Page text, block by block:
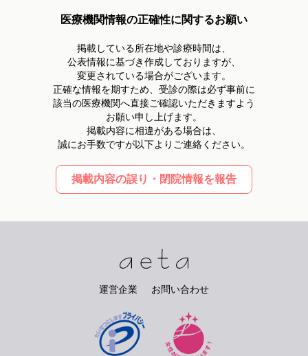
医療機関情報の正確性に関するお願い
掲載している所在地や診療時間は、
公表情報に基づき作成しておりますが、
変更されている場合がございます。
正確な情報を期すため、受診の際は必ず事前に
該当の医療機関へ直接ご確認いただきますよう
お願い申し上げます。
掲載内容に相違がある場合は、
誠にお手数ですが以下よりご連絡ください。
掲載内容の誤り・閉院情報を報告
運営企業 お問い合わせ